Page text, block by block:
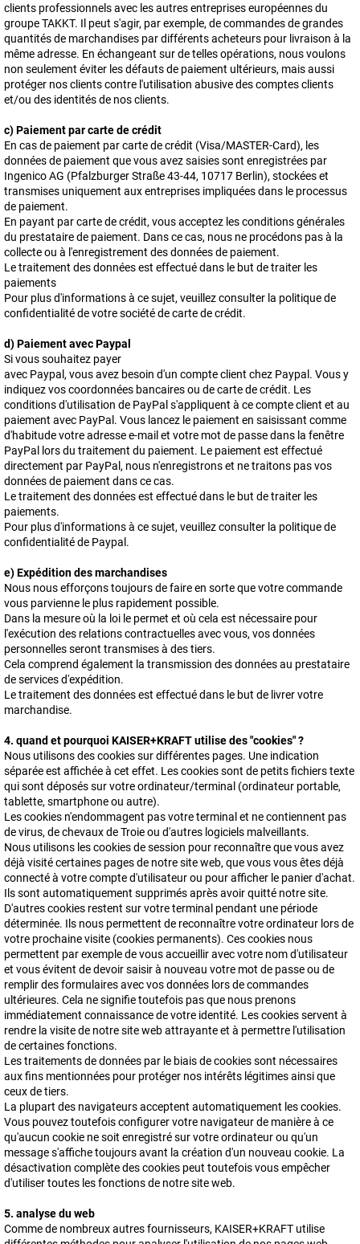
clients professionnels avec les autres entreprises européennes du
groupe TAKKT. Il peut s'agir, par exemple, de commandes de grandes
quantités de marchandises par différents acheteurs pour livraison à la
même adresse. En échangeant sur de telles opérations, nous voulons
non seulement éviter les défauts de paiement ultérieurs, mais aussi
protéger nos clients contre l'utilisation abusive des comptes clients
et/ou des identités de nos clients.
c) Paiement par carte de crédit
En cas de paiement par carte de crédit (Visa/MASTER-Card), les
données de paiement que vous avez saisies sont enregistrées par
Ingenico AG (Pfalzburger Straße 43-44, 10717 Berlin), stockées et
transmises uniquement aux entreprises impliquées dans le processus
de paiement.
En payant par carte de crédit, vous acceptez les conditions générales
du prestataire de paiement. Dans ce cas, nous ne procédons pas à la
collecte ou à l'enregistrement des données de paiement.
Le traitement des données est effectué dans le but de traiter les
paiements
Pour plus d'informations à ce sujet, veuillez consulter la politique de
confidentialité de votre société de carte de crédit.
d) Paiement avec Paypal
Si vous souhaitez payer
avec Paypal, vous avez besoin d'un compte client chez Paypal. Vous y
indiquez vos coordonnées bancaires ou de carte de crédit. Les
conditions d'utilisation de PayPal s'appliquent à ce compte client et au
paiement avec PayPal. Vous lancez le paiement en saisissant comme
d'habitude votre adresse e-mail et votre mot de passe dans la fenêtre
PayPal lors du traitement du paiement. Le paiement est effectué
directement par PayPal, nous n'enregistrons et ne traitons pas vos
données de paiement dans ce cas.
Le traitement des données est effectué dans le but de traiter les
paiements.
Pour plus d'informations à ce sujet, veuillez consulter la politique de
confidentialité de Paypal.
e) Expédition des marchandises
Nous nous efforçons toujours de faire en sorte que votre commande
vous parvienne le plus rapidement possible.
Dans la mesure où la loi le permet et où cela est nécessaire pour
l'exécution des relations contractuelles avec vous, vos données
personnelles seront transmises à des tiers.
Cela comprend également la transmission des données au prestataire
de services d'expédition.
Le traitement des données est effectué dans le but de livrer votre
marchandise.
4. quand et pourquoi KAISER+KRAFT utilise des "cookies" ?
Nous utilisons des cookies sur différentes pages. Une indication
séparée est affichée à cet effet. Les cookies sont de petits fichiers texte
qui sont déposés sur votre ordinateur/terminal (ordinateur portable,
tablette, smartphone ou autre).
Les cookies n'endommagent pas votre terminal et ne contiennent pas
de virus, de chevaux de Troie ou d'autres logiciels malveillants.
Nous utilisons les cookies de session pour reconnaître que vous avez
déjà visité certaines pages de notre site web, que vous vous êtes déjà
connecté à votre compte d'utilisateur ou pour afficher le panier d'achat.
Ils sont automatiquement supprimés après avoir quitté notre site.
D'autres cookies restent sur votre terminal pendant une période
déterminée. Ils nous permettent de reconnaître votre ordinateur lors de
votre prochaine visite (cookies permanents). Ces cookies nous
permettent par exemple de vous accueillir avec votre nom d'utilisateur
et vous évitent de devoir saisir à nouveau votre mot de passe ou de
remplir des formulaires avec vos données lors de commandes
ultérieures. Cela ne signifie toutefois pas que nous prenons
immédiatement connaissance de votre identité. Les cookies servent à
rendre la visite de notre site web attrayante et à permettre l'utilisation
de certaines fonctions.
Les traitements de données par le biais de cookies sont nécessaires
aux fins mentionnées pour protéger nos intérêts légitimes ainsi que
ceux de tiers.
La plupart des navigateurs acceptent automatiquement les cookies.
Vous pouvez toutefois configurer votre navigateur de manière à ce
qu'aucun cookie ne soit enregistré sur votre ordinateur ou qu'un
message s'affiche toujours avant la création d'un nouveau cookie. La
désactivation complète des cookies peut toutefois vous empêcher
d'utiliser toutes les fonctions de notre site web.
5. analyse du web
Comme de nombreux autres fournisseurs, KAISER+KRAFT utilise